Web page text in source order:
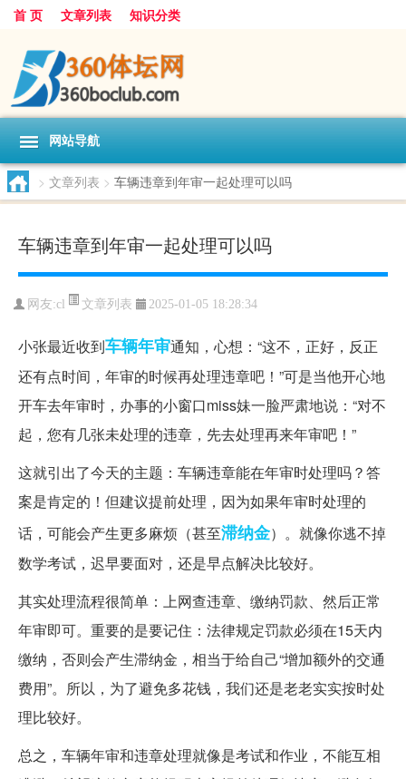
首 页 文章列表 知识分类
网站导航
> 文章列表 > 车辆违章到年审一起处理可以吗
车辆违章到年审一起处理可以吗
网友:cl 文章列表 2025-01-05 18:28:34
小张最近收到车辆年审通知，心想：“这不，正好，反正
还有点时间，年审的时候再处理违章吧！”可是当他开心地
开车去年审时，办事的小窗口miss妹一脸严肃地说：“对不
起，您有几张未处理的违章，先去处理再来年审吧！”
这就引出了今天的主题：车辆违章能在年审时处理吗？答
案是肯定的！但建议提前处理，因为如果年审时处理的
话，可能会产生更多麻烦（甚至滞纳金）。就像你逃不掉
数学考试，迟早要面对，还是早点解决比较好。
其实处理流程很简单：上网查违章、缴纳罚款、然后正常
年审即可。重要的是要记住：法律规定罚款必须在15天内
缴纳，否则会产生滞纳金，相当于给自己“增加额外的交通
费用”。所以，为了避免多花钱，我们还是老老实实按时处
理比较好。
总之，车辆年审和违章处理就像是考试和作业，不能互相